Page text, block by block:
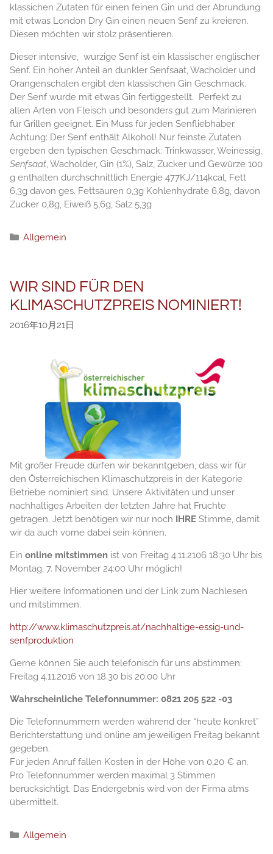
klassichen Zutaten für einen feinen Gin und der Abrundung
mit etwas London Dry Gin einen neuen Senf zu kreieren.
Diesen möchten wir stolz präsentieren.
Dieser intensive, würzige Senf ist ein klassischer englischer
Senf. Ein hoher Anteil an dunkler Senfsaat, Wacholder und
Orangenschalen ergibt den klassischen Gin Geschmack.
Der Senf wurde mit etwas Gin fertiggestellt. Perfekt zu
allen Arten von Fleisch und besonders gut zum Marinieren
für Grillen geeignet. Ein Muss für jeden Senfliebhaber.
Achtung: Der Senf enthält Alkohol! Nur feinste Zutaten
ergeben den typischen Geschmack: Trinkwasser, Weinessig,
Senfsaat , Wacholder, Gin (1%), Salz, Zucker und Gewürze 100
g enthalten durchschnittlich Energie 477KJ/114kcal, Fett
6,3g davon ges. Fettsäuren 0,3g Kohlenhydrate 6,8g, davon
Zucker 0,8g, Eiweiß 5,6g, Salz 5,3g
分
Allgemein
WIR SIND FÜR DEN
KLIMASCHUTZPREIS NOMINIERT!
2016年10月21日
Mit großer Freude dürfen wir bekanntgeben, dass wir für
den Österreichischen Klimaschutzpreis in der Kategorie
Betriebe nominiert sind. Unsere Aktivitäten und unser
nachhaltiges Arbeiten der letzten Jahre hat Früchte
getragen. Jetzt benötigen wir nur noch IHRE Stimme, damit
wir da auch vorne dabei sein können.
Ein online mitstimmen ist von Freitag 4.11.2106 18:30 Uhr bis
Montag, 7. November 24:00 Uhr möglich!
Hier weitere Informationen und der Link zum Nachlesen
und mitstimmen.
http://www.klimaschutzpreis.at/nachhaltige-essig-und-
senfproduktion
Gerne können Sie auch telefonisch für uns abstimmen:
Freitag 4.11.2016 von 18.30 bis 20.00 Uhr
Wahrscheinliche Telefonnummer: 0821 205 522 -03
Die Telefonnummern werden während der “heute konkret”
Berichterstattung und online am jeweiligen Freitag bekannt
gegeben.
Für jeden Anruf fallen Kosten in der Höhe von 0,20 € an.
Pro Telefonnummer werden maximal 3 Stimmen
berücksichtigt. Das Endergebnis wird von der Firma atms
übermittelt.
分
Allgemein